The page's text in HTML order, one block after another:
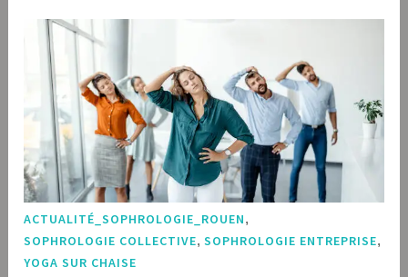
ACTUALITÉ_SOPHROLOGIE_ROUEN,
SOPHROLOGIE COLLECTIVE,SOPHROLOGIE ENTREPRISE,
YOGA SUR CHAISE